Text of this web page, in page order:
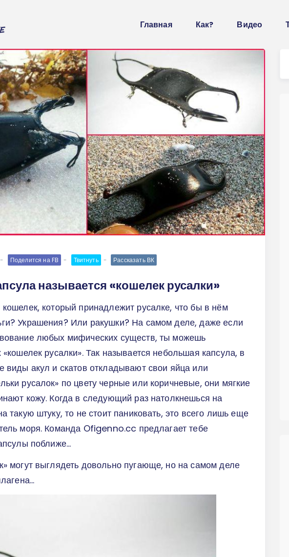
Главная Как? Видео
Поделится на FB Твитнуть Рассказать ВК
называется «кошелек русалки»
который принадлежит русалке, что бы в нём
Украшения? Или ракушки? На самом деле, даже если
любых мифических существ, ты можешь
русалки». Так называется небольшая капсула, в
виды акул и скатов откладывают свои яйца или
русалок» по цвету черные или коричневые, они мягкие
кожу. Когда в следующий раз натолкнешься на
такую штуку, то не стоит паниковать, это всего лишь еще
моря. Команда Ofigenno.cc предлагает тебе
поближе...
могут выглядеть довольно пугающе, но на самом деле